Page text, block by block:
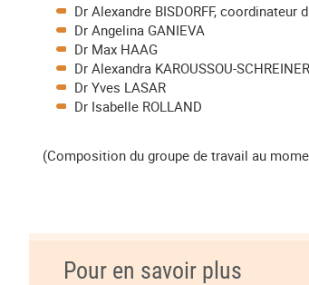
Dr Alexandre BISDORFF, coordinateur
Dr Angelina GANIEVA
Dr Max HAAG
Dr Alexandra KAROUSSOU-SCHREINER
Dr Yves LASAR
Dr Isabelle ROLLAND
(Composition du groupe de travail au
Pour en savoir plus